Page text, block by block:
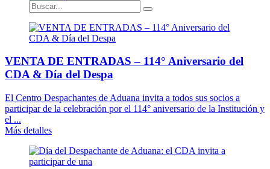
VENTA DE ENTRADAS – 114° Aniversario del
CDA & Día del Despa
El Centro Despachantes de Aduana invita a todos sus socios a
participar de la celebración por el 114° aniversario de la Institución y
el ...
Más detalles